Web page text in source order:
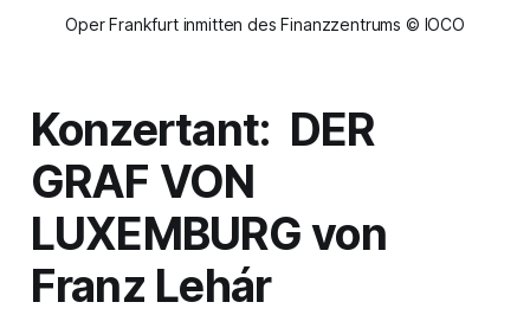
Oper Frankfurt inmitten des Finanzzentrums © IOCO
Konzertant: DER
GRAF VON
LUXEMBURGvon
Franz Lehár